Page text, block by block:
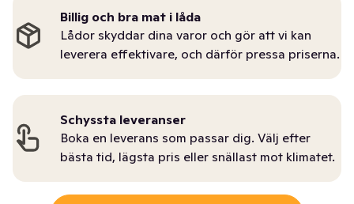
Billig och bra mat i låda
Lådor skyddar dina varor och gör att vi kan
leverera effektivare, och därför pressa priserna.
Schyssta leveranser
Boka en leverans som passar dig. Välj efter
bästa tid, lägsta pris eller snällast mot klimatet.